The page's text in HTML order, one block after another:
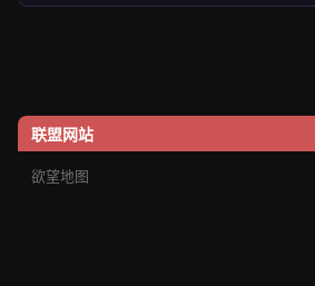
联盟网站
欲望地图